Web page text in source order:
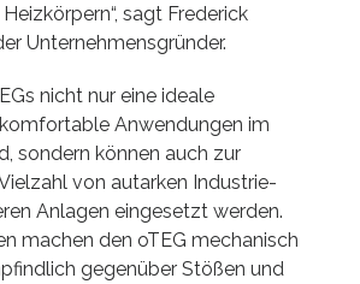
sagt Frederick
Unternehmensgründer.
nicht nur eine ideale
Anwendungen im
sondern können auch zur
von autarken Industrie-
Anlagen eingesetzt werden.
machen den oTEG mechanisch
gegenüber Stößen und